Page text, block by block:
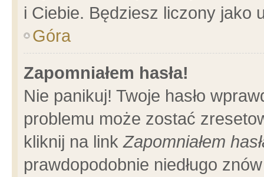
i Ciebie. Będziesz liczony jako
Góra
Zapomniałem hasła!
Nie panikuj! Twoje hasło
problemu może zostać
kliknij na linkZapomniałem
prawdopodobnie niedługo